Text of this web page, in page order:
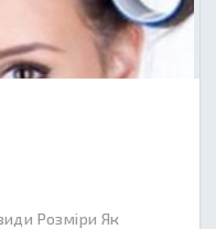
Розміри Як